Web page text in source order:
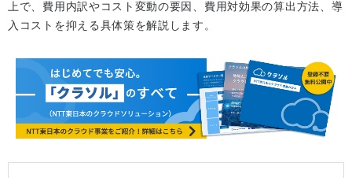
上で、費用内訳やコスト変動の要因、費用対効果の算出方法、導
入コストを抑える具体策を解説します。